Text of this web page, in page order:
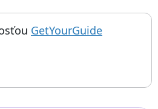
kniežatstvo, na ktoré Boh
GetYourGuide; otvorí sa